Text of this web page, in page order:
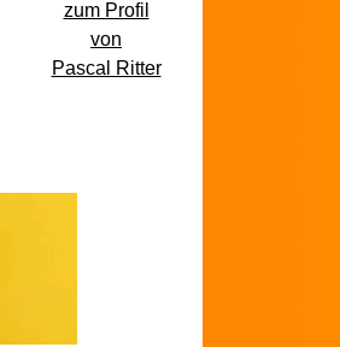
zum Profil
von
Pascal Ritter